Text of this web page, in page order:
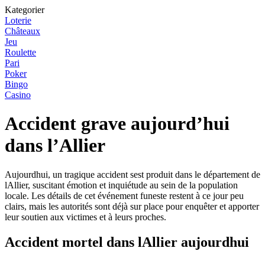
Kategorier
Loterie
Châteaux
Jeu
Roulette
Pari
Poker
Bingo
Casino
Accident grave aujourd’hui
dans l’Allier
Aujourdhui, un tragique accident sest produit dans le département de
lAllier, suscitant émotion et inquiétude au sein de la population
locale. Les détails de cet événement funeste restent à ce jour peu
clairs, mais les autorités sont déjà sur place pour enquêter et apporter
leur soutien aux victimes et à leurs proches.
Accident mortel dans lAllier aujourdhui